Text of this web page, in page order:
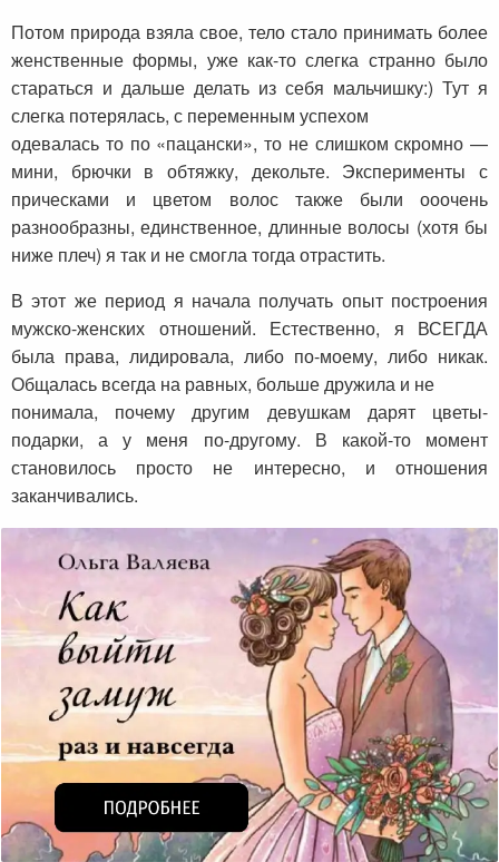
Потом природа взяла свое, тело стало принимать более
женственные формы, уже как-то слегка странно было
стараться и дальше делать из себя мальчишку:) Тут я
слегка потерялась, с переменным успехом
одевалась то по «пацански», то не слишком скромно —
мини, брючки в обтяжку, декольте. Эксперименты с
прическами и цветом волос также были ооочень
разнообразны, единственное, длинные волосы (хотя бы
ниже плеч) я так и не смогла тогда отрастить.
В этот же период я начала получать опыт построения
мужско-женских отношений. Естественно, я ВСЕГДА
была права, лидировала, либо по-моему, либо никак.
Общалась всегда на равных, больше дружила и не
понимала, почему другим девушкам дарят цветы-
подарки, а у меня по-другому. В какой-то момент
становилось просто не интересно, и отношения
заканчивались.